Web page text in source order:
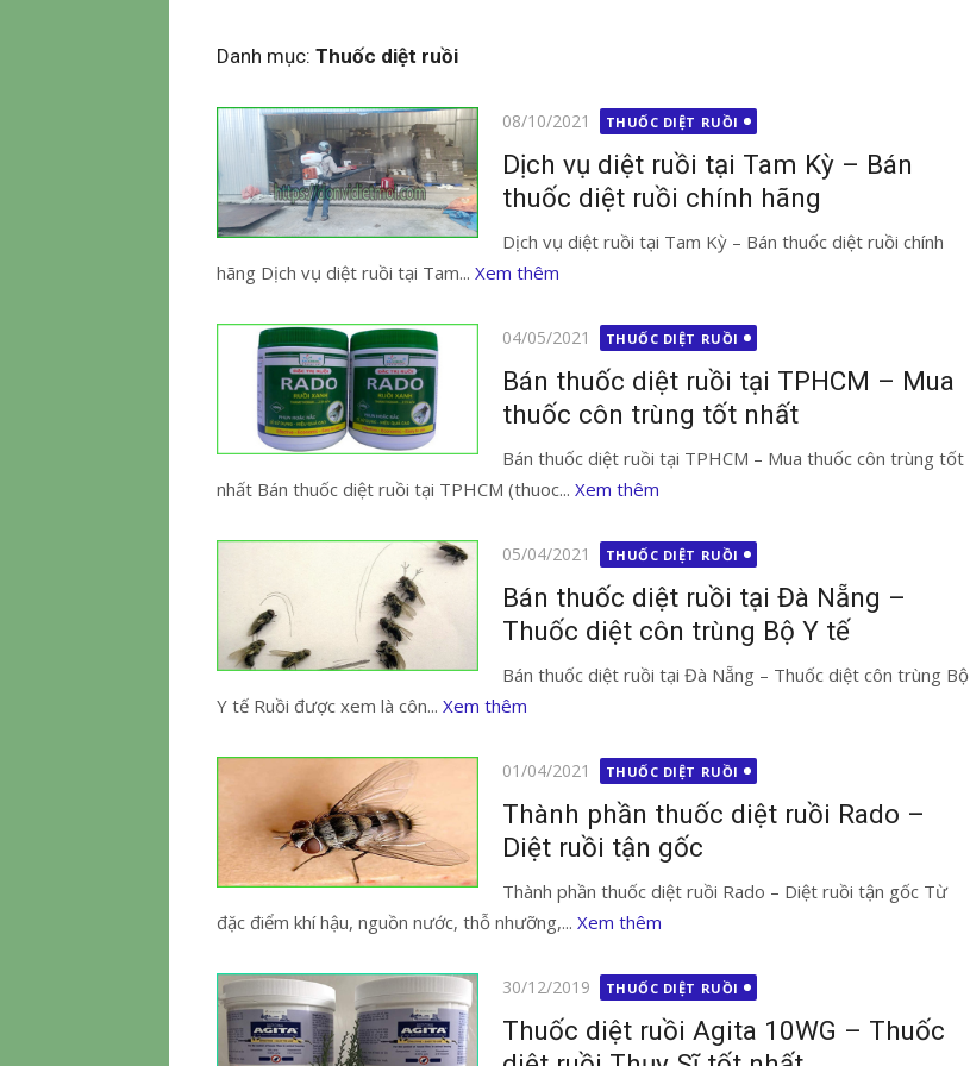
Danh mục: Thuốc diệt ruồi
Đăng
vào
08/10/2021 THUỐC DIỆT RUỒI
Dịch vụ diệt ruồi tại Tam Kỳ – Bán
thuốc diệt ruồi chính hãng
Dịch vụ diệt ruồi tại Tam Kỳ – Bán thuốc diệt ruồi chính
hãng Dịch vụ diệt ruồi tại Tam... Xem thêm
Đăng
04/05/2021 THUỐC DIỆT RUỒI
Bán thuốc diệt ruồi tại TPHCM – Mua
thuốc côn trùng tốt nhất
Bán thuốc diệt ruồi tại TPHCM – Mua thuốc côn trùng tốt
nhất Bán thuốc diệt ruồi tại TPHCM (thuoc... Xem thêm
Đăng
05/04/2021 THUỐC DIỆT RUỒI
Bán thuốc diệt ruồi tại Đà Nẵng –
Thuốc diệt côn trùng Bộ Y tế
Bán thuốc diệt ruồi tại Đà Nẵng – Thuốc diệt côn trùng Bộ
Y tế Ruồi được xem là côn... Xem thêm
Đăng
01/04/2021 THUỐC DIỆT RUỒI
Thành phần thuốc diệt ruồi Rado –
Diệt ruồi tận gốc
Thành phần thuốc diệt ruồi Rado – Diệt ruồi tận gốc Từ
đặc điểm khí hậu, nguồn nước, thỗ nhưỡng,... Xem thêm
Đăng
30/12/2019 THUỐC DIỆT RUỒI
Thuốc diệt ruồi Agita 10WG – Thuốc